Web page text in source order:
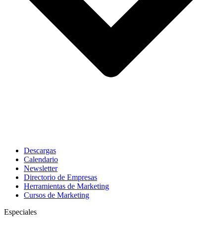
Descargas
Calendario
Newsletter
Directorio de Empresas
Herramientas de Marketing
Cursos de Marketing
Especiales